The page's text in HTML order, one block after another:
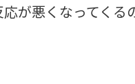
が悪くなってくる